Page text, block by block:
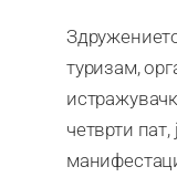
туризам,
четврти